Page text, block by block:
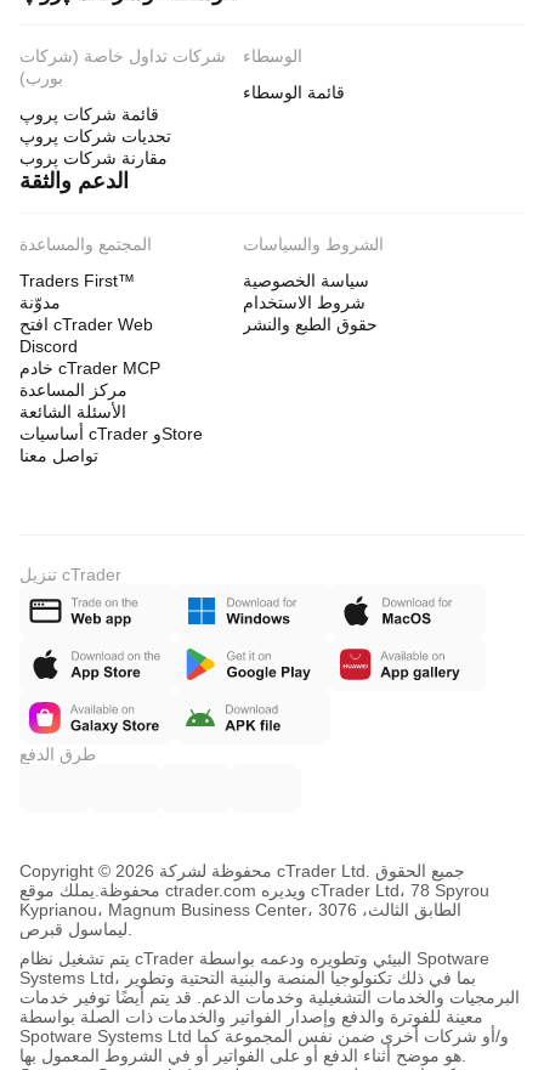
شركات تداول خاصة (شركات
بورب)
قائمة شركات پروپ
تحديات شركات پروپ
مقارنة شركات پروب
الوسطاء
قائمة الوسطاء
الدعم والثقة
المجتمع والمساعدة
Traders First™
مدوّنة
افتح cTrader Web
Discord
خادم cTrader MCP
مركز المساعدة
الأسئلة الشائعة
أساسيات cTrader وStore
تواصل معنا
الشروط والسياسات
سياسة الخصوصية
شروط الاستخدام
حقوق الطبع والنشر
تنزيل cTrader
طرق الدفع
Copyright © محفوظة لشركة 2026 cTrader Ltd. جميع الحقوق
محفوظة. يملك موقع ctrader.com ويديره cTrader Ltd، 78 Spyrou
Kyprianou، Magnum Business Center، الطابق الثالث، 3076
يتم تشغيل نظام cTrader البيئي وتطويره ودعمه بواسطة Spotware
Systems Ltd، بما في ذلك تكنولوجيا المنصة والبنية التحتية وتطوير
البرمجيات والخدمات التشغيلية وخدمات الدعم. قد يتم أيضًا توفير خدمات
معينة للفوترة والدفع وإصدار الفواتير والخدمات ذات الصلة بواسطة
Spotware Systems Ltd و/أو شركات أخرى ضمن نفس المجموعة كما
هو موضح أثناء الدفع أو على الفواتير أو في الشروط المعمول بها.